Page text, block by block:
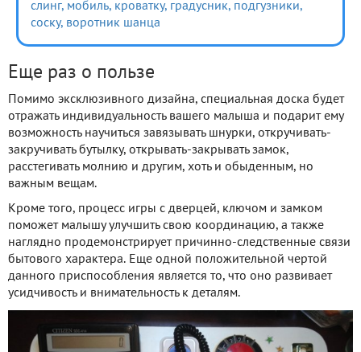
слинг, мобиль, кроватку, градусник, подгузники,
соску, воротник шанца
Еще раз о пользе
Помимо эксклюзивного дизайна, специальная доска будет
отражать индивидуальность вашего малыша и подарит ему
возможность научиться завязывать шнурки, откручивать-
закручивать бутылку, открывать-закрывать замок,
расстегивать молнию и другим, хоть и обыденным, но
важным вещам.
Кроме того, процесс игры с дверцей, ключом и замком
поможет малышу улучшить свою координацию, а также
наглядно продемонстрирует причинно-следственные связи
бытового характера. Еще одной положительной чертой
данного приспособления является то, что оно развивает
усидчивость и внимательность к деталям.